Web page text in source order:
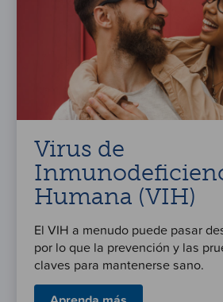
Virus de
Humana (VIH)
El VIH a menudo puede pasar
por lo que la prevención y las
claves para mantenerse sano.